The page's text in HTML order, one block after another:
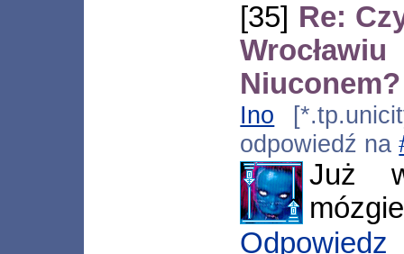
[35] Re:
Niuconem?
Ino
odpowiedź na
Już
Odpowiedz